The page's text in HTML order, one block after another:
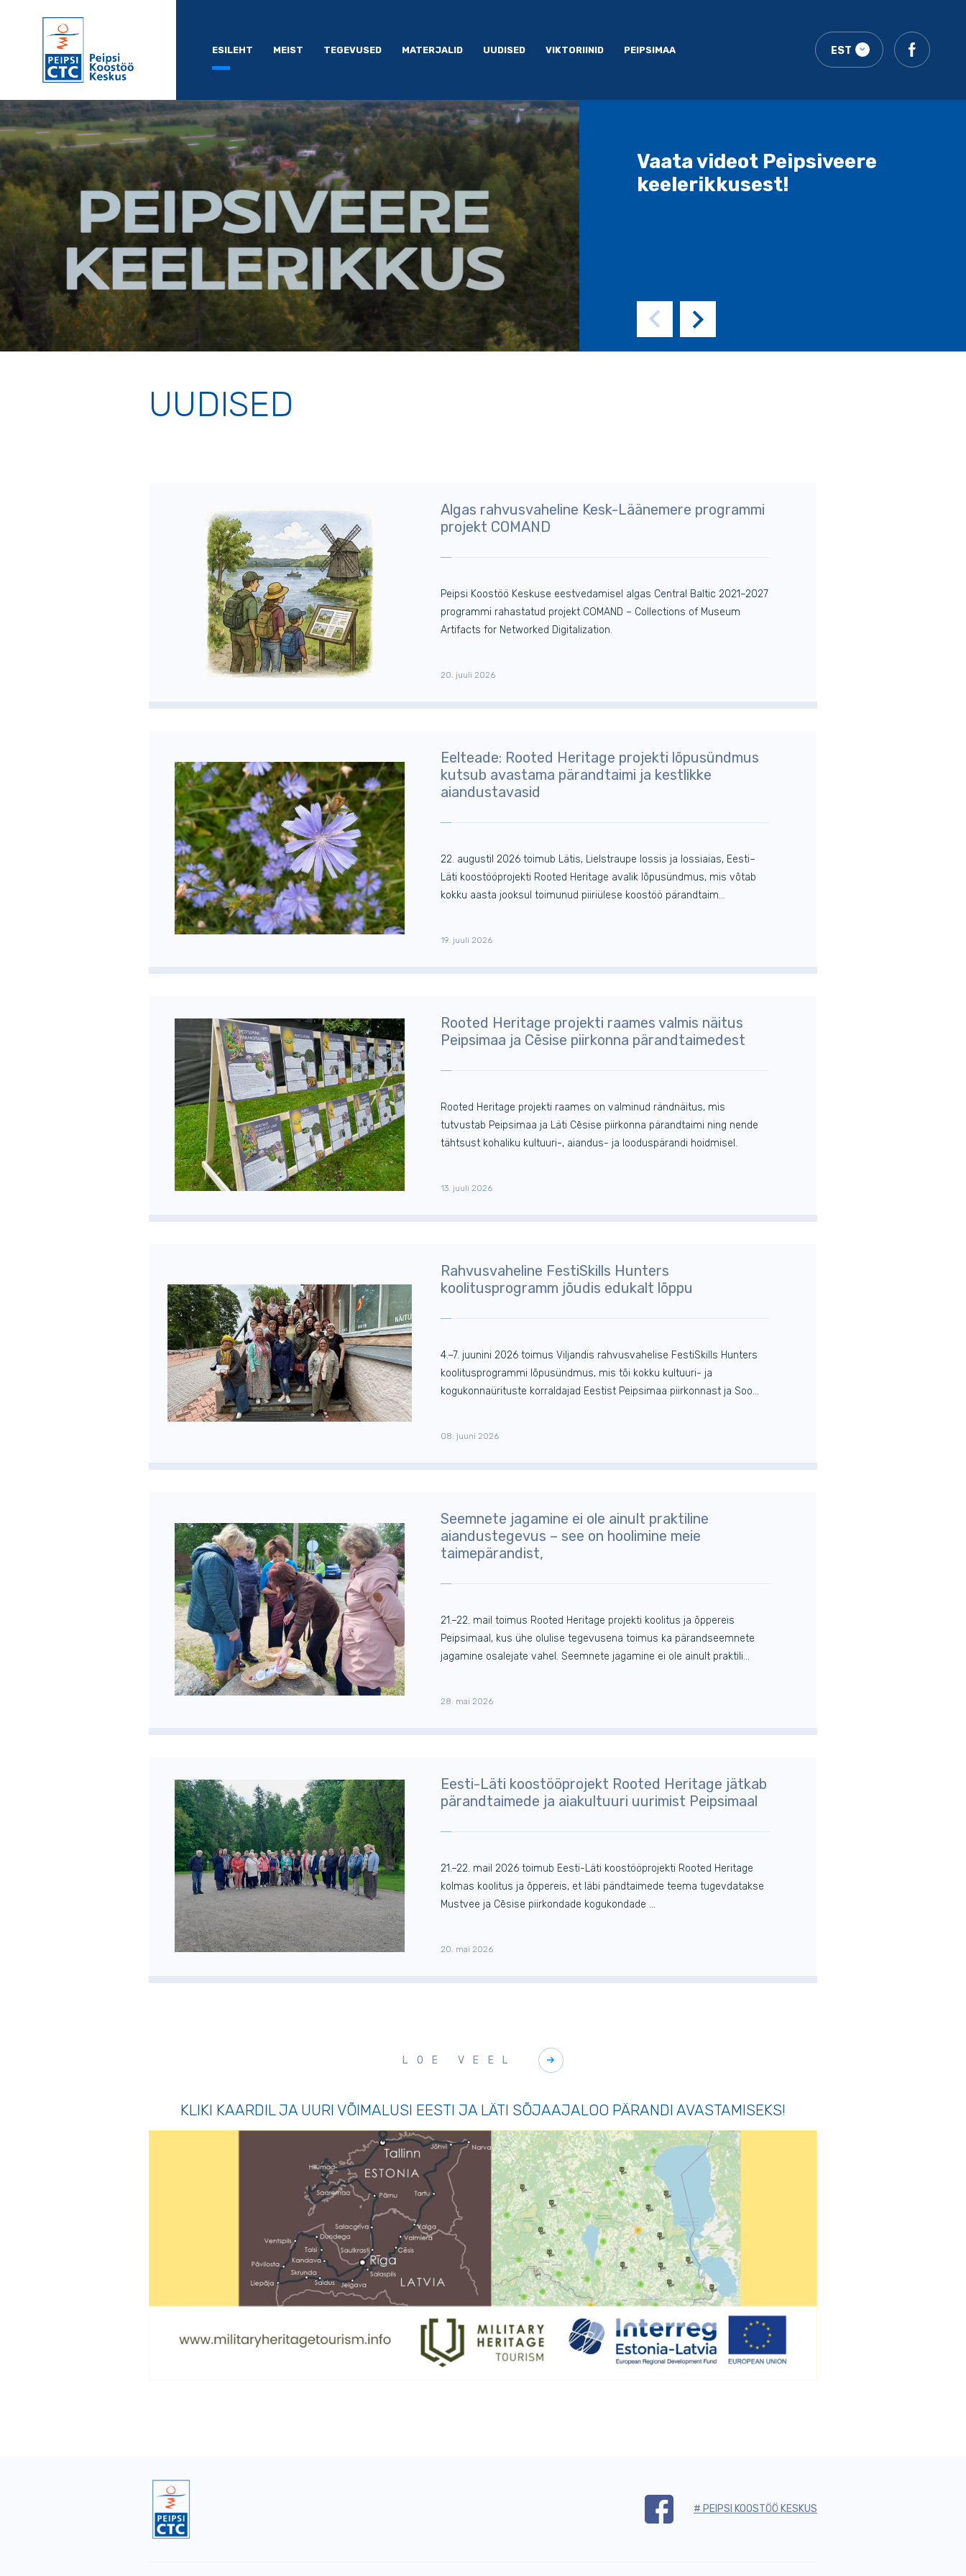
ESILEHT MEIST TEGEVUSED MATERJALID UUDISED VIKTORIINID PEIPSIMAA EST
Vaata videot Peipsiveere
keelerikkusest!
UUDISED
Algas rahvusvaheline Kesk-Läänemere programmi
projekt COMAND
Peipsi Koostöö Keskuse eestvedamisel algas Central Baltic 2021–2027
programmi rahastatud projekt COMAND – Collections of Museum
Artifacts for Networked Digitalization.
20. juuli 2026
Eelteade: Rooted Heritage projekti lõpusündmus
kutsub avastama pärandtaimi ja kestlikke
aiandustavasid
22. augustil 2026 toimub Lätis, Lielstraupe lossis ja lossiaias, Eesti–
Läti koostööprojekti Rooted Heritage avalik lõpusündmus, mis võtab
kokku aasta jooksul toimunud piiriülese koostöö pärandtaim...
19. juuli 2026
Rooted Heritage projekti raames valmis näitus
Peipsimaa ja Cēsise piirkonna pärandtaimedest
Rooted Heritage projekti raames on valminud rändnäitus, mis
tutvustab Peipsimaa ja Läti Cēsise piirkonna pärandtaimi ning nende
tähtsust kohaliku kultuuri-, aiandus- ja looduspärandi hoidmisel.
13. juuli 2026
Rahvusvaheline FestiSkills Hunters
koolitusprogramm jõudis edukalt lõppu
4.–7. juunini 2026 toimus Viljandis rahvusvahelise FestiSkills Hunters
koolitusprogrammi lõpusündmus, mis tõi kokku kultuuri- ja
kogukonnaürituste korraldajad Eestist Peipsimaa piirkonnast ja Soo...
08. juuni 2026
Seemnete jagamine ei ole ainult praktiline
aiandustegevus – see on hoolimine meie
taimepärandist,
21.–22. mail toimus Rooted Heritage projekti koolitus ja õppereis
Peipsimaal, kus ühe olulise tegevusena toimus ka pärandseemnete
jagamine osalejate vahel. Seemnete jagamine ei ole ainult praktili...
28. mai 2026
Eesti-Läti koostööprojekt Rooted Heritage jätkab
pärandtaimede ja aiakultuuri uurimist Peipsimaal
21.–22. mail 2026 toimub Eesti-Läti koostööprojekti Rooted Heritage
kolmas koolitus ja õppereis, et läbi pändtaimede teema tugevdatakse
Mustvee ja Cēsise piirkondade kogukondade ...
20. mai 2026
LOE VEEL
KLIKI KAARDIL JA UURI VÕIMALUSI EESTI JA LÄTI SÕJAAJALOO PÄRANDI AVASTAMISEKS!
# PEIPSI KOOSTÖÖ KESKUS